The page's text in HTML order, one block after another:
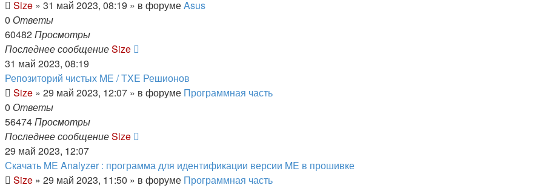
Size » 31 май 2023, 08:19 » в форумеAsus
0 Ответы
60482Просмотры
Последнее сообщениеSize
31 май 2023, 08:19
Репозиторий чистых ME / TXE Решионов
Size » 29 май 2023, 12:07 » в форуме Программная часть
0 Ответы
56474Просмотры
Последнее сообщениеSize
29 май 2023, 12:07
Скачать ME Analyzer : программа для идентификации версии ME в прошивке
Size » 29 май 2023, 11:50 » в форуме Программная часть